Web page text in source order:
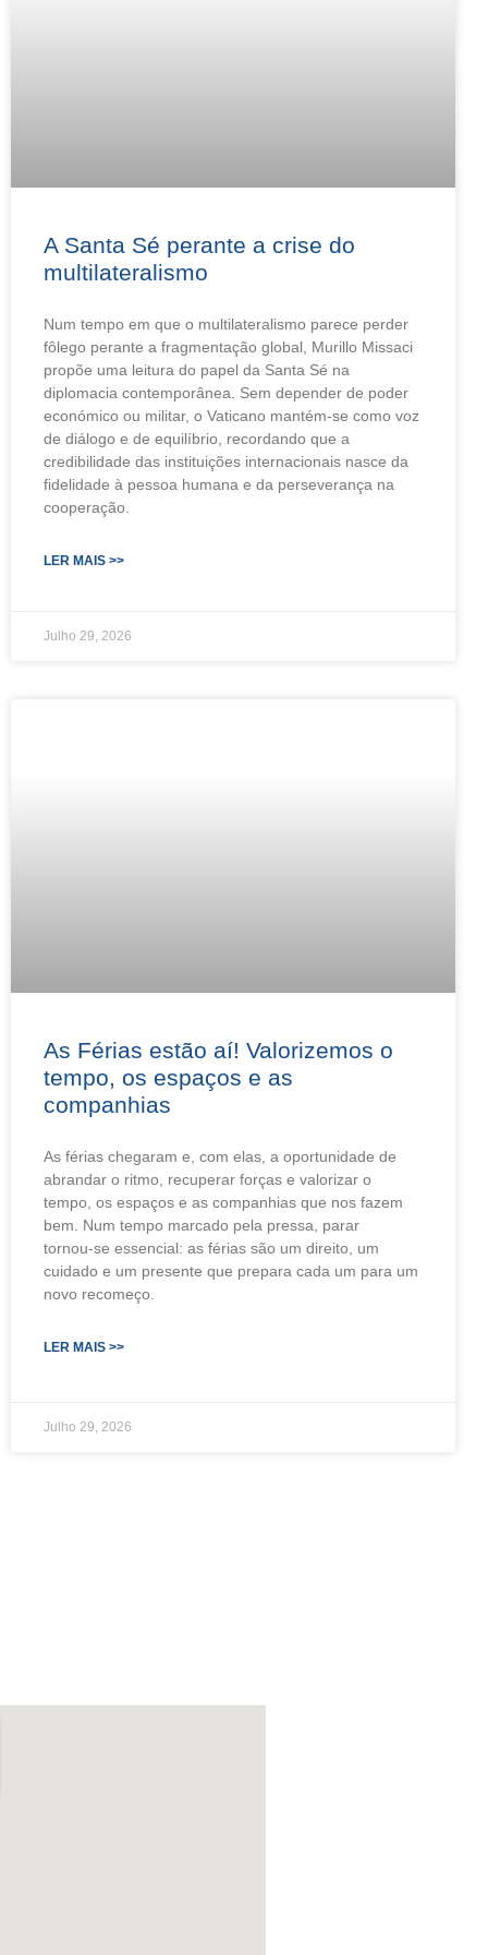
A Santa Sé perante a crise do
multilateralismo
Num tempo em que o multilateralismo parece perder
fôlego perante a fragmentação global, Murillo Missaci
propõe uma leitura do papel da Santa Sé na
diplomacia contemporânea. Sem depender de poder
económico ou militar, o Vaticano mantém-se como voz
de diálogo e de equilíbrio, recordando que a
credibilidade das instituições internacionais nasce da
fidelidade à pessoa humana e da perseverança na
cooperação.
LER MAIS >>
Julho 29, 2026
As Férias estão aí! Valorizemos o
tempo, os espaços e as
companhias
As férias chegaram e, com elas, a oportunidade de
abrandar o ritmo, recuperar forças e valorizar o
tempo, os espaços e as companhias que nos fazem
bem. Num tempo marcado pela pressa, parar
tornou‑se essencial: as férias são um direito, um
cuidado e um presente que prepara cada um para um
novo recomeço.
LER MAIS >>
Julho 29, 2026